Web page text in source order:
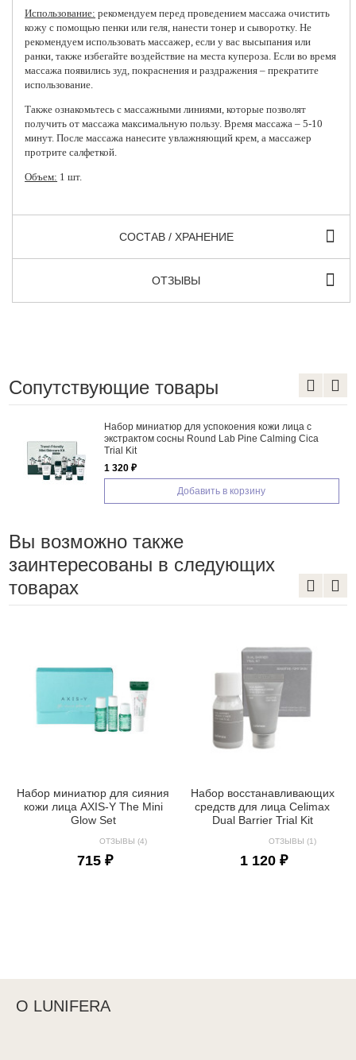
Использование: рекомендуем перед проведением массажа очистить
кожу с помощью пенки или геля, нанести тонер и сыворотку. Не
рекомендуем использовать массажер, если у вас высыпания или
ранки, также избегайте воздействие на места купероза. Если во время
массажа появились зуд, покраснения и раздражения – прекратите
использование.
Также ознакомьтесь с массажными линиями, которые позволят
получить от массажа максимальную пользу. Время массажа – 5-10
минут. После массажа нанесите увлажняющий крем, а массажер
протрите салфеткой.
Объем: 1 шт.
СОСТАВ / ХРАНЕНИЕ
ОТЗЫВЫ
Сопутствующие товары
Набор миниатюр для успокоения кожи лица с
экстрактом сосны Round Lab Pine Calming Cica
Trial Kit
1 320 ₽
Добавить в корзину
Вы возможно также
заинтересованы в следующих
товарах
Набор миниатюр для сияния
кожи лица AXIS-Y The Mini
Glow Set
ОТЗЫВЫ (4)
715 ₽
Набор восстанавливающих
средств для лица Celimax
Dual Barrier Trial Kit
ОТЗЫВЫ (1)
1 120 ₽
О LUNIFERA